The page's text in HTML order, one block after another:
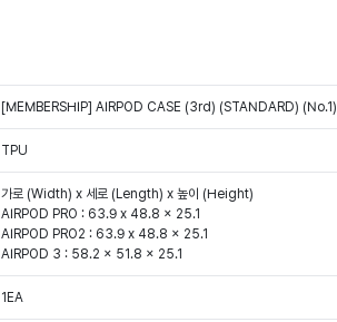
[MEMBERSHIP] AIRPOD CASE (3rd) (STANDARD) (No.1)
TPU
가로 (Width) x 세로 (Length) x 높이 (Height)
AIRPOD PRO : 63.9 x 48.8 x 25.1
AIRPOD PRO2 : 63.9 x 48.8 x 25.1
AIRPOD 3 : 58.2 x 51.8 x 25.1
1EA